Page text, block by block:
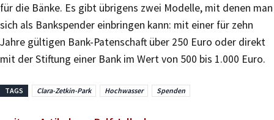
für die Bänke. Es gibt übrigens zwei Modelle, mit denen man
sich als Bankspender einbringen kann: mit einer für zehn
Jahre gültigen Bank-Patenschaft über 250 Euro oder direkt
mit der Stiftung einer Bank im Wert von 500 bis 1.000 Euro.
TAGS Clara-Zetkin-Park Hochwasser Spenden